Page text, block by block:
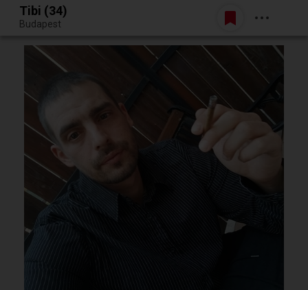
Egy jó randiból bármi lehet.
Belépés
Tibi (34)
Budapest